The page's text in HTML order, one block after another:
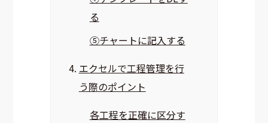
る
⑤チャートに記入する
エクセルで工程管理を行
う際のポイント
各工程を正確に区分す